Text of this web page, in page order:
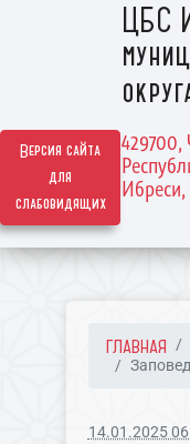
Версия сайта
для
слабовидящих
ЦБС
429700,
Ибреси,
ГЛАВНАЯ
14.01.2025